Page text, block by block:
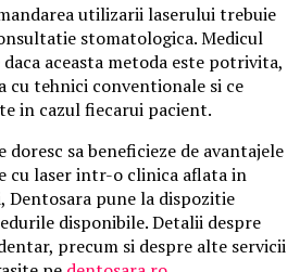
utilizarii laserului trebuie
stomatologica. Medicul
aceasta metoda este potrivita,
cu tehnici conventionale si ce
in cazul fiecarui pacient.
sa beneficieze de avantajele
cu laser intr-o clinica aflata in
Dentosara pune la dispozitie
disponibile. Detalii despre
precum si despre alte servicii